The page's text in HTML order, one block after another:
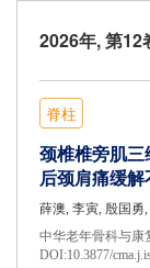
2026年, 第12
脊柱
颈椎椎旁肌
后颈肩痛缓
薛澳, 李寅, 殷国勇
中华老年骨科与康
DOI:10.3877/